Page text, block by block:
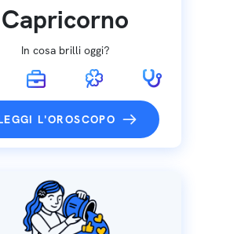
Capricorno
In cosa brilli oggi?
L'OROSCOPO